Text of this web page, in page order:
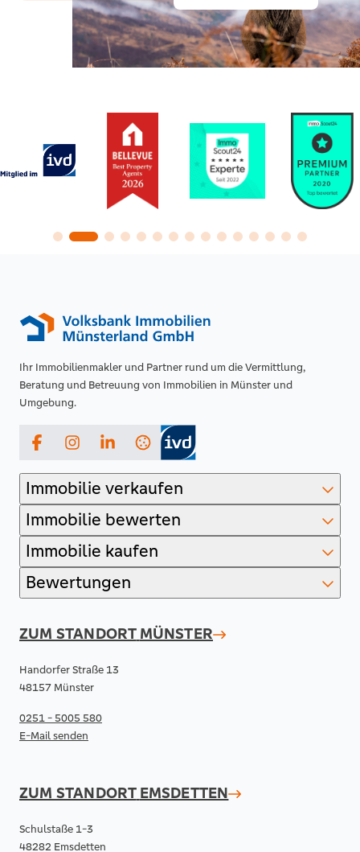
Ihr Immobilienmakler und Partner rund um die Vermittlung,
Beratung und Betreuung von Immobilien in Münster und
Umgebung.
FacebookInstagramLinkedIn
Immobilie verkaufen
Immobilie bewerten
Immobilie kaufen
Bewertungen
ZUM STANDORT MÜNSTER
Handorfer Straße 13
48157 Münster
0251 - 5005 580
E-Mail senden
ZUM STANDORT EMSDETTEN
Schulstaße 1-3
48282 Emsdetten